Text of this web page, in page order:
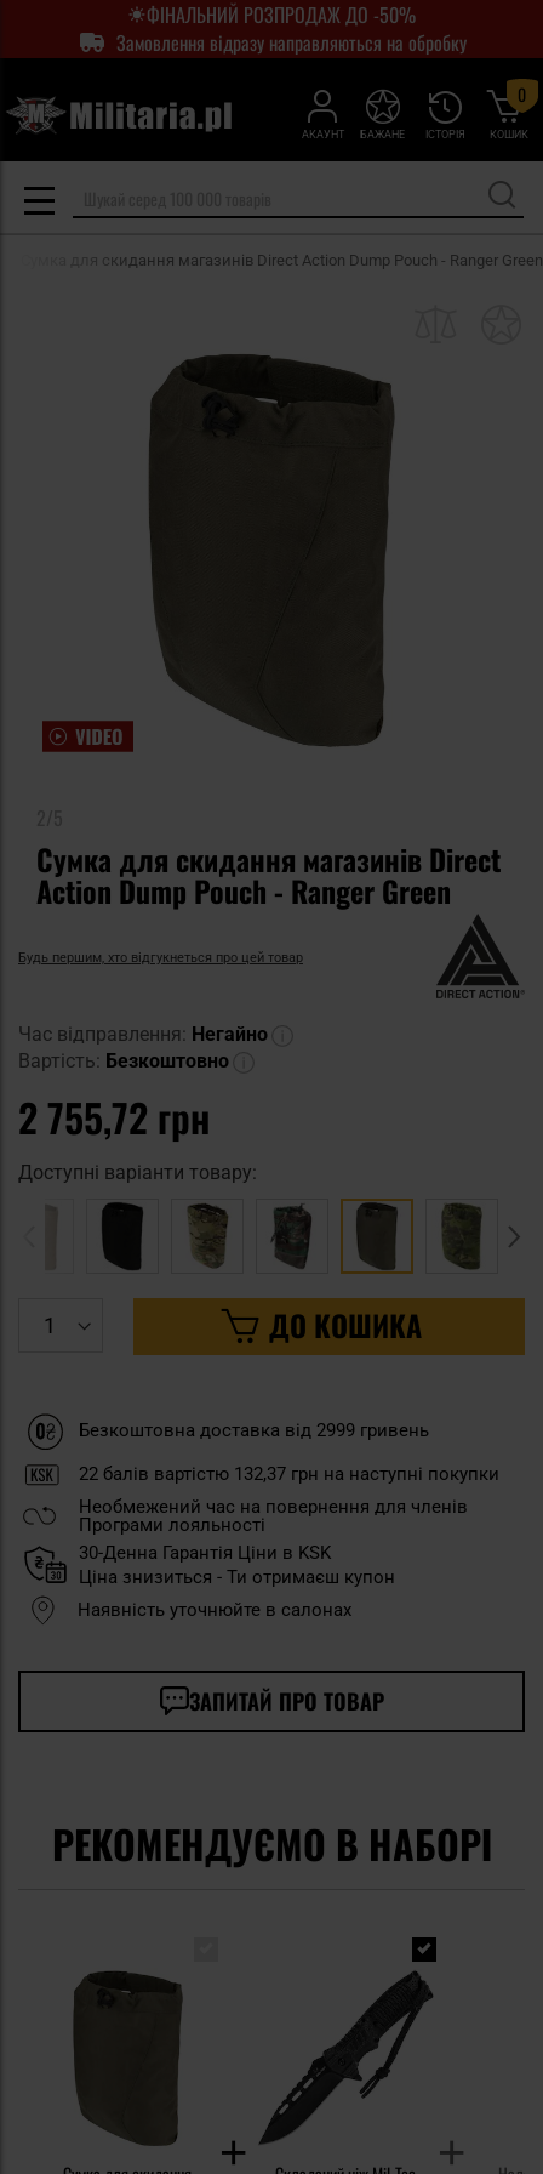
ФІНАЛЬНИЙ РОЗПРОДАЖ ДО -50%
Замовлення відразу направляються на обробку
АКАУНТ ІСТОРІЯ
БАЖАНЕ КОШИК
0
Сумка для скидання магазинів Direct Action Dump Pouch - Ranger Green
Сумка для скидання магазинів Direct
Action Dump Pouch - Ranger Green
Будь першим, хто відгукнеться про цей товар
Час відправлення: Негайно
Вартість: Безкоштовно
2 755,72 грн
Доступні варіанти товару:
ДО КОШИКА
Безкоштовна доставка від 2999 гривень
22 балів вартістю 132,37 грн на наступні покупки
Необмежений час на повернення для членів
Програми лояльності
30-Денна Гарантія Ціни в KSK
Ціна знизиться - Ти отримаєш купон
Наявність уточнюйте в салонах
ЗАПИТАЙ ПРО ТОВАР
РЕКОМЕНДУЄМО В НАБОРІ